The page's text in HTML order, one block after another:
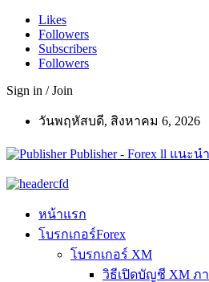
Likes
Followers
Subscribers
Followers
Sign in / Join
วันพฤหัสบดี, สิงหาคม 6, 2026
Publisher - Forex ll แน
หน้าแรก
โบรกเกอร์Forex
โบรกเกอร์ XM
วิธีเปิดบัญชี XM ภ